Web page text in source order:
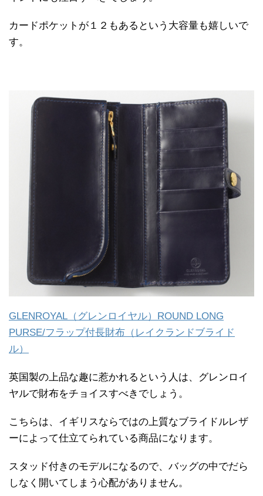
カードポケットが１２もあるという大容量も嬉しいで
す。
GLENROYAL（グレンロイヤル）ROUND LONG
PURSE/フラップ付長財布（レイクランドブライド
ル）
英国製の上品な趣に惹かれるという人は、グレンロイ
ヤルで財布をチョイスすべきでしょう。
こちらは、イギリスならではの上質なブライドルレザ
ーによって仕立てられている商品になります。
スタッド付きのモデルになるので、バッグの中でだら
しなく開いてしまう心配がありません。